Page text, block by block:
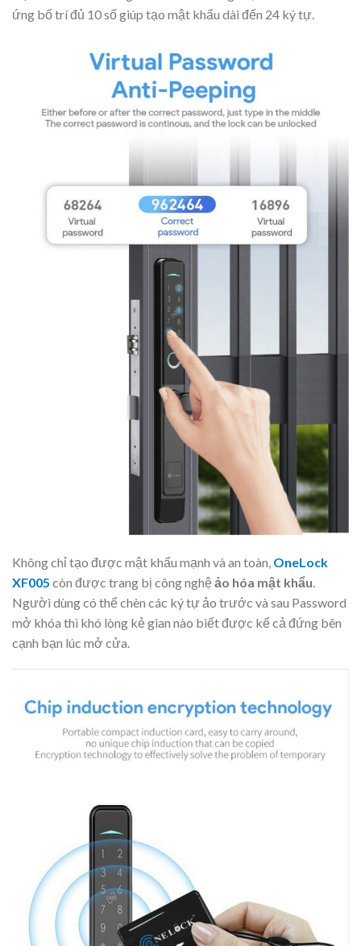
ứng bố trí đủ 10 số giúp tạo mật khẩu dài đến 24 ký tự.
Không chỉ tạo được mật khẩu mạnh và an toàn, OneLock
XF005 còn được trang bị công nghệ ảo hóa mật khẩu
Người dùng có thể chèn các ký tự ảo trước và sau Password
mở khóa thì khó lòng kẻ gian nào biết được kể cả đứng bên
cạnh bạn lúc mở cửa.